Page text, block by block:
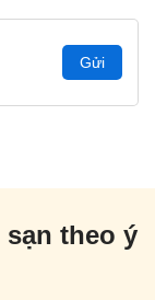
Gửi
theo ý